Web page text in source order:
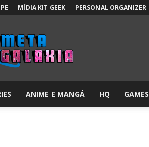
MÍDIA KIT GEEK PERSONAL ORGANIZER
ANIME E MANGÁ HQ GAMES